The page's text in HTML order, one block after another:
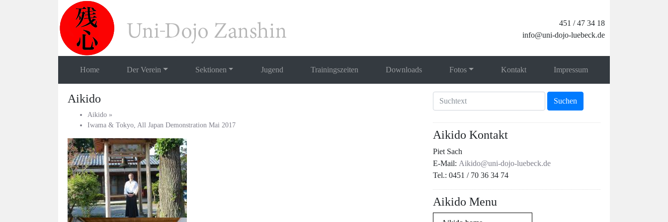
451 / 47 34 18
info@uni-dojo-luebeck.de
Home Der Verein Sektionen Jugend Trainingszeiten Downloads Fotos Kontakt Impressum
Aikido
Aikido »
Iwama & Tokyo, All Japan Demonstration Mai 2017
Aikido Kontakt
Piet Sach
E-Mail: Aikido@uni-dojo-luebeck.de
Tel.: 0451 / 70 36 34 74
Aikido Menu